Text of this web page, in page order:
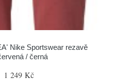
Nike Sportswear rezavě
/ černá
1 249 Kč